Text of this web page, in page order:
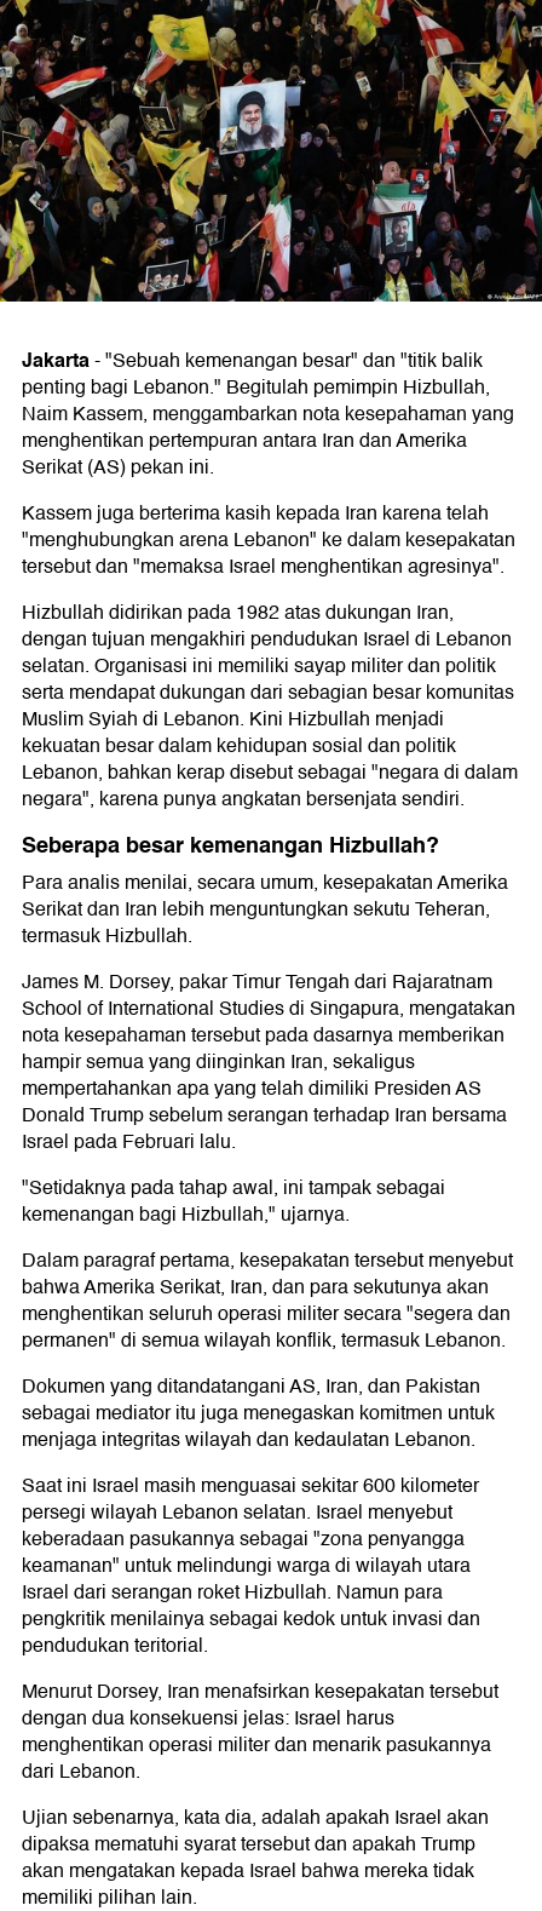
Jakarta-"Sebuah kemenangan besar" dan "titik balik
penting bagi Lebanon." Begitulah pemimpin Hizbullah,
Naim Kassem, menggambarkan nota kesepahaman yang
menghentikan pertempuran antara Iran dan Amerika
Serikat (AS) pekan ini.
Kassem juga berterima kasih kepada Iran karena telah
"menghubungkan arena Lebanon" ke dalam kesepakatan
tersebut dan "memaksa Israel menghentikan agresinya".
Hizbullah didirikan pada 1982 atas dukungan Iran,
dengan tujuan mengakhiri pendudukan Israel di Lebanon
selatan. Organisasi ini memiliki sayap militer dan politik
serta mendapat dukungan dari sebagian besar komunitas
Muslim Syiah di Lebanon. Kini Hizbullah menjadi
kekuatan besar dalam kehidupan sosial dan politik
Lebanon, bahkan kerap disebut sebagai "negara di dalam
negara", karena punya angkatan bersenjata sendiri.
Seberapa besar kemenangan Hizbullah?
Para analis menilai, secara umum, kesepakatan Amerika
Serikat dan Iran lebih menguntungkan sekutu Teheran,
termasuk Hizbullah.
James M. Dorsey, pakar Timur Tengah dari Rajaratnam
School of International Studies di Singapura, mengatakan
nota kesepahaman tersebut pada dasarnya memberikan
hampir semua yang diinginkan Iran, sekaligus
mempertahankan apa yang telah dimiliki Presiden AS
Donald Trump sebelum serangan terhadap Iran bersama
Israel pada Februari lalu.
"Setidaknya pada tahap awal, ini tampak sebagai
kemenangan bagi Hizbullah," ujarnya.
Dalam paragraf pertama, kesepakatan tersebut menyebut
bahwa Amerika Serikat, Iran, dan para sekutunya akan
menghentikan seluruh operasi militer secara "segera dan
permanen" di semua wilayah konflik, termasuk Lebanon.
Dokumen yang ditandatangani AS, Iran, dan Pakistan
sebagai mediator itu juga menegaskan komitmen untuk
menjaga integritas wilayah dan kedaulatan Lebanon.
Saat ini Israel masih menguasai sekitar 600 kilometer
persegi wilayah Lebanon selatan. Israel menyebut
keberadaan pasukannya sebagai "zona penyangga
keamanan" untuk melindungi warga di wilayah utara
Israel dari serangan roket Hizbullah. Namun para
pengkritik menilainya sebagai kedok untuk invasi dan
pendudukan teritorial.
Menurut Dorsey, Iran menafsirkan kesepakatan tersebut
dengan dua konsekuensi jelas: Israel harus
menghentikan operasi militer dan menarik pasukannya
dari Lebanon.
Ujian sebenarnya, kata dia, adalah apakah Israel akan
dipaksa mematuhi syarat tersebut dan apakah Trump
akan mengatakan kepada Israel bahwa mereka tidak
memiliki pilihan lain.